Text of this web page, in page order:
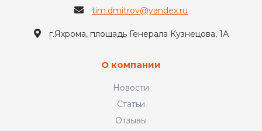
tim.dmitrov@yandex.ru
г.Яхрома, площадь Генерала Кузнецова, 1А
О компании
Новости
Статьи
Отзывы